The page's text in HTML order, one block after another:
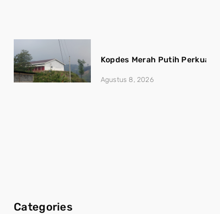
Kopdes Merah Putih Perkuat
Agustus 8, 2026
Categories